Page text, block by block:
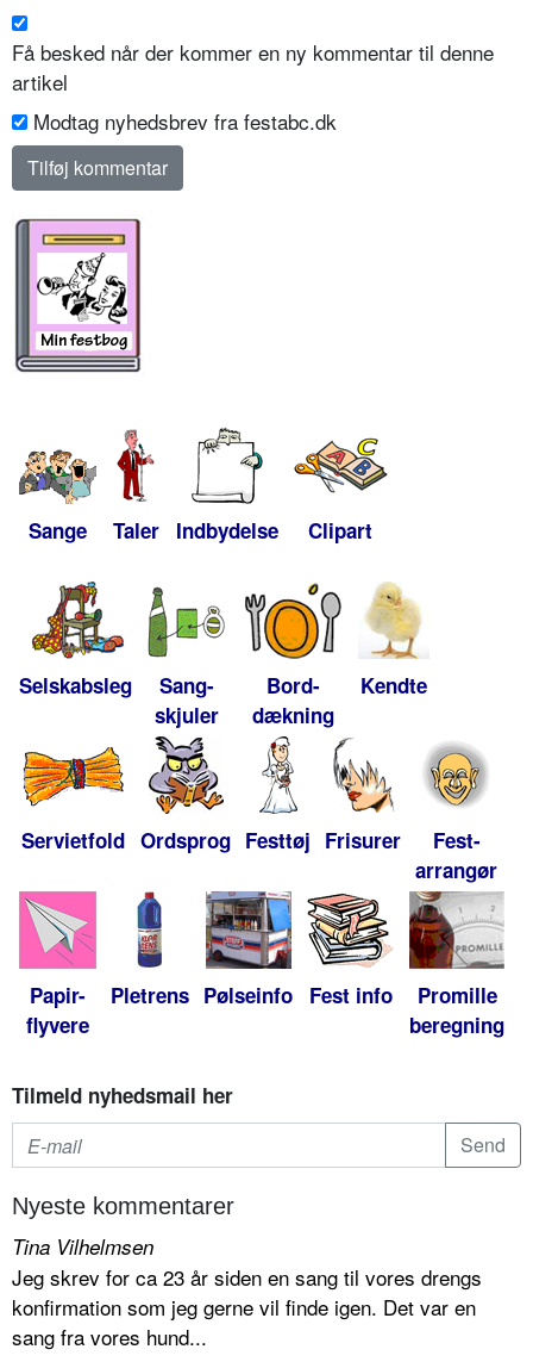
Få besked når der kommer en ny kommentar til denne
artikel
Modtag nyhedsbrev fra festabc.dk
Sange Taler Indbydelse Clipart
Selskabsleg
Sang-
skjuler
Bord-
dækning
Kendte
Servietfold Ordsprog Festtøj Frisurer
Fest-
arrangør
Papir-
flyvere
Pletrens Pølseinfo Fest info
Promille
beregning
Tilmeld nyhedsmail her
Nyeste kommentarer
Tina Vilhelmsen
Jeg skrev for ca 23 år siden en sang til vores drengs
konfirmation som jeg gerne vil finde igen. Det var en
sang fra vores hund...